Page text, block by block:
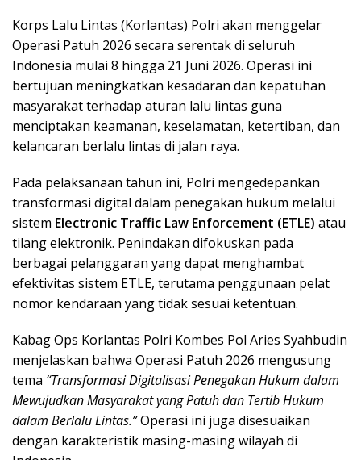
Korps Lalu Lintas (Korlantas) Polri akan menggelar
Operasi Patuh 2026 secara serentak di seluruh
Indonesia mulai 8 hingga 21 Juni 2026. Operasi ini
bertujuan meningkatkan kesadaran dan kepatuhan
masyarakat terhadap aturan lalu lintas guna
menciptakan keamanan, keselamatan, ketertiban, dan
kelancaran berlalu lintas di jalan raya.
Pada pelaksanaan tahun ini, Polri mengedepankan
transformasi digital dalam penegakan hukum melalui
sistem Electronic Traffic Law Enforcement (ETLE) atau
tilang elektronik. Penindakan difokuskan pada
berbagai pelanggaran yang dapat menghambat
efektivitas sistem ETLE, terutama penggunaan pelat
nomor kendaraan yang tidak sesuai ketentuan.
Kabag Ops Korlantas Polri Kombes Pol Aries Syahbudin
menjelaskan bahwa Operasi Patuh 2026 mengusung
tema “Transformasi Digitalisasi Penegakan Hukum dalam
Mewujudkan Masyarakat yang Patuh dan Tertib Hukum
dalam Berlalu Lintas.”Operasi ini juga disesuaikan
dengan karakteristik masing-masing wilayah di